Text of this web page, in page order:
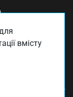
вмісту